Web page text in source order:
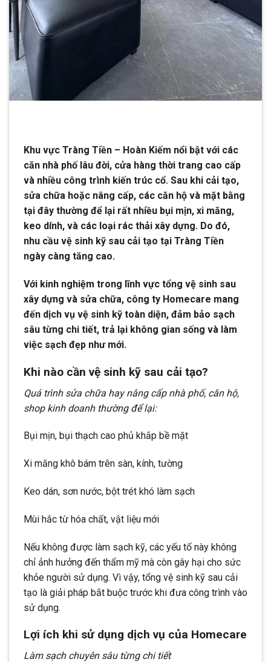
Khu vực Tràng Tiền – Hoàn Kiếm nổi bật với các
căn nhà phố lâu đời, cửa hàng thời trang cao cấp
và nhiều công trình kiến trúc cổ. Sau khi cải tạo,
sửa chữa hoặc nâng cấp, các căn hộ và mặt bằng
tại đây thường để lại rất nhiều bụi mịn, xi măng,
keo dính, và các loại rác thải xây dựng. Do đó,
nhu cầu vệ sinh kỹ sau cải tạo tại Tràng Tiền
ngày càng tăng cao.
Với kinh nghiệm trong lĩnh vực tổng vệ sinh sau
xây dựng và sửa chữa, công ty Homecare mang
đến dịch vụ vệ sinh kỹ toàn diện, đảm bảo sạch
sâu từng chi tiết, trả lại không gian sống và làm
việc sạch đẹp như mới.
Khi nào cần vệ sinh kỹ sau cải tạo?
Quá trình sửa chữa hay nâng cấp nhà phố, căn hộ,
shop kinh doanh thường để lại:
Bụi mịn, bụi thạch cao phủ khắp bề mặt
Xi măng khô bám trên sàn, kính, tường
Keo dán, sơn nước, bột trét khó làm sạch
Mùi hắc từ hóa chất, vật liệu mới
Nếu không được làm sạch kỹ, các yếu tố này không
chỉ ảnh hưởng đến thẩm mỹ mà còn gây hại cho sức
khỏe người sử dụng. Vì vậy, tổng vệ sinh kỹ sau cải
tạo là giải pháp bắt buộc trước khi đưa công trình vào
sử dụng.
Lợi ích khi sử dụng dịch vụ của Homecare
Làm sạch chuyên sâu từng chi tiết